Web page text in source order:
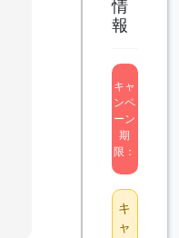
情
報
キャ
ンペ
ーン
期
限：
キ
ャ